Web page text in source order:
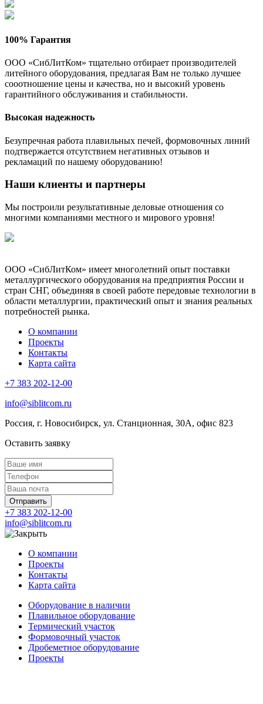
100% Гарантия
ООО «СибЛитКом» тщательно отбирает производителей
литейного оборудования, предлагая Вам не только лучшее
сооотношение цены и качества, но и высокий уровень
гарантийного обслуживания и стабильности.
Высокая надежность
Безупречная работа плавильных печей, формовочных линий
подтвержается отсутствием негативных отзывов и
рекламаций по нашему оборудованию!
Наши клиенты и партнеры
Мы построили результативные деловые отношения со
многими компаниями местного и мирового уровня!
ООО «СибЛитКом» имеет многолетний опыт поставки
металлургического оборудования на предприятия России и
стран СНГ, объединяя в своей работе передовые технологии в
области металлургии, практический опыт и знания реальных
потребностей рынка.
О компании
Проекты
Контакты
Карта сайта
+7 383 202-12-00
info@siblitcom.ru
Россия, г. Новосибирск, ул. Станционная, 30А, офис 823
Оставить заявку
Отправить
+7 383 202-12-00
info@siblitcom.ru
О компании
Проекты
Контакты
Карта сайта
Оборудование в наличии
Плавильное оборудование
Термический участок
Формовочный участок
Дробеметное оборудование
Проекты